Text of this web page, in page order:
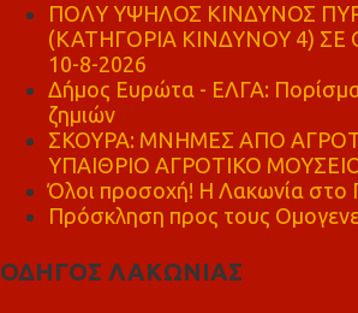
ΠΟΛΥ ΥΨΗΛΟΣ ΚΙΝΔΥΝΟΣ
(ΚΑΤΗΓΟΡΙΑ ΚΙΝΔΥΝΟΥ 4)
10-8-2026
Δήμος Ευρώτα - ΕΛΓΑ:
ζημιών
ΣΚΟΥΡΑ: ΜΝΗΜΕΣ ΑΠΟ
ΥΠΑΙΘΡΙΟ ΑΓΡΟΤΙΚΟ
Όλοι προσοχή! Η Λακωνία
Πρόσκληση προς τους
ΟΔΗΓΟΣ ΛΑΚΩΝΙΑΣ